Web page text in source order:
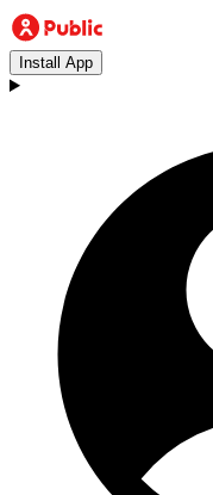
Install App